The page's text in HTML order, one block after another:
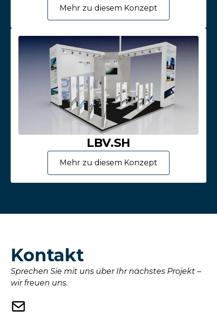
Mehr zu diesem Konzept
LBV.SH
Mehr zu diesem Konzept
Kontakt
Sprechen Sie mit uns über Ihr nächstes Projekt –
wir freuen uns.